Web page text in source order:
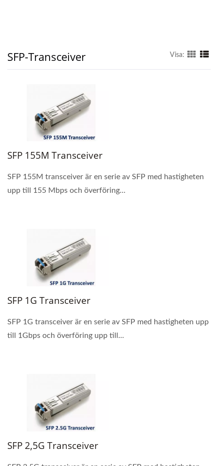
SFP-Transceiver Visa:
SFP 155M Transceiver
SFP 155M transceiver är en serie av SFP med hastigheten
upp till 155 Mbps och överföring...
SFP 1G Transceiver
SFP 1G transceiver är en serie av SFP med hastigheten upp
till 1Gbps och överföring upp till...
SFP 2,5G Transceiver